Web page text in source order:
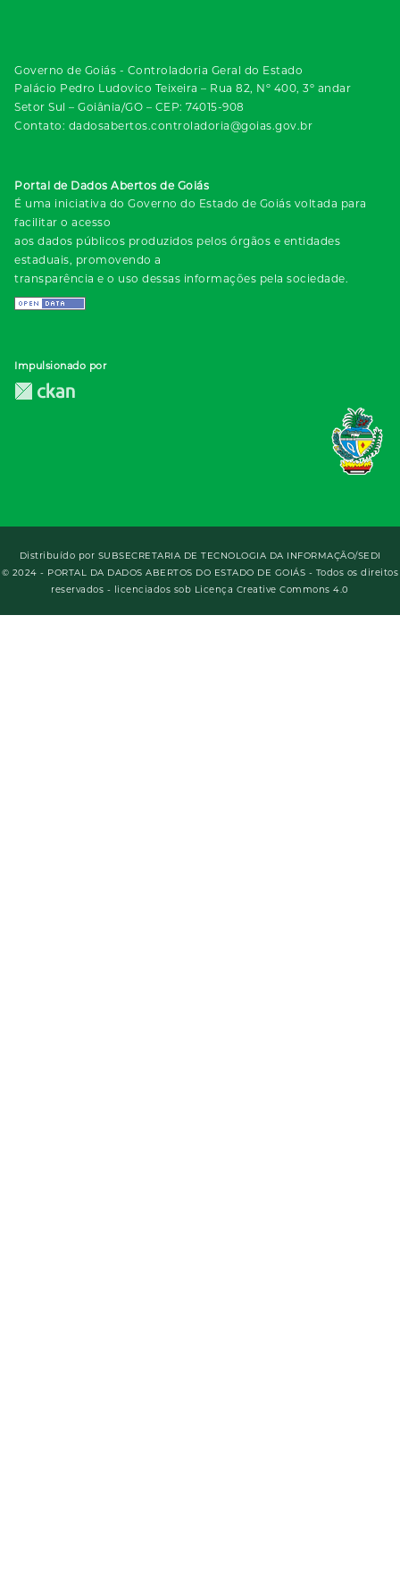
Governo de Goiás - Controladoria Geral do Estado
Palácio Pedro Ludovico Teixeira – Rua 82, Nº 400, 3º andar
Setor Sul – Goiânia/GO – CEP: 74015-908
Contato: dadosabertos.controladoria@goias.gov.br
Portal de Dados Abertos de Goiás
É uma iniciativa do Governo do Estado de Goiás voltada para
facilitar o acesso
aos dados públicos produzidos pelos órgãos e entidades
estaduais, promovendo a
transparência e o uso dessas informações pela sociedade.
Impulsionado por
Distribuído por SUBSECRETARIA DE TECNOLOGIA DA INFORMAÇÃO/SEDI
© 2024 - PORTAL DA DADOS ABERTOS DO ESTADO DE GOIÁS - Todos os direitos
reservados - licenciados sob Licença Creative Commons 4.0